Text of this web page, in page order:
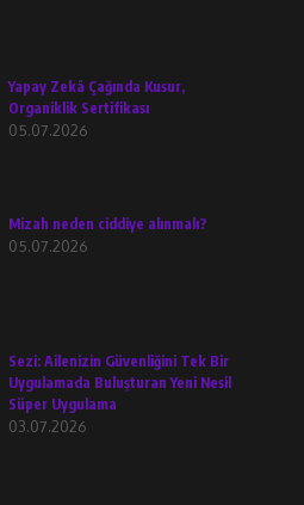
Yapay Zekâ Çağında Kusur,
Organiklik Sertifikası
05.07.2026
Mizah neden ciddiye alınmalı?
05.07.2026
Sezi: Ailenizin Güvenliğini Tek Bir
Uygulamada Buluşturan Yeni Nesil
Süper Uygulama
03.07.2026